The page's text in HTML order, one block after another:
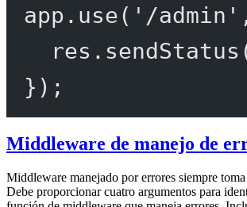
app. use( '/admin'
res. sendStatus
});
Middleware de manejo de
Middleware manejado por errores siempre toma
Debe proporcionar cuatro argumentos para